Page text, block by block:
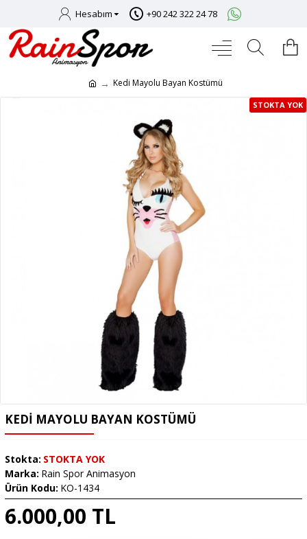
Hesabım +90 242 322 24 78
Kedi Mayolu Bayan Kostümü
STOKTA YOK
KEDI MAYOLU BAYAN KOSTÜMÜ
6.000,00 TL
Stokta: STOKTA YOK
Marka: Rain Spor Animasyon
Ürün Kodu: KO-1434